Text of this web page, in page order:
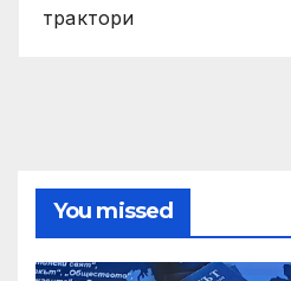
трактори
You missed